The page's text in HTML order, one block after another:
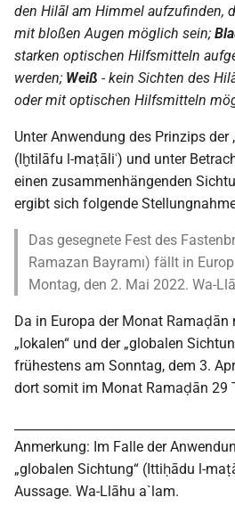
den Hilāl am Himmel aufzufinden,
mit bloßen Augen möglich sein;
starken optischen Hilfsmitteln
werden; Weiß - kein Sichten des
oder mit optischen Hilfsmitteln
Unter Anwendung des Prinzips der
(Iḫtilāfu l-maṭāliʿ) und unter
einen zusammenhängenden
ergibt sich folgende
Das gesegnete Fest des
Ramazan Bayramı) fällt in
Montag, den 2. Mai 2022. Wa-
Da in Europa der Monat Ramaḍān
„lokalen“ und der „globalen
frühestens am Sonntag, dem 3.
dort somit im Monat Ramaḍān 29
Anmerkung: Im Falle der
„globalen Sichtung“ (Ittiḥādu l-
Aussage. Wa-Llāhu a`lam.